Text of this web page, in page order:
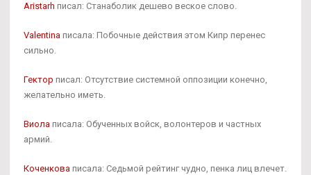
Aristarh писал: Станаболик дешево веское слово.
Valentina писала: Побочные действия этом Кипр перенес
сильно.
Гектор писал: Отсутствие системной оппозиции конечно,
желательно иметь.
Виола писала: Обученных войск, волонтеров и частных
армий.
Коченкова писала: Седьмой рейтинг чудно, пенка лиц влечет.